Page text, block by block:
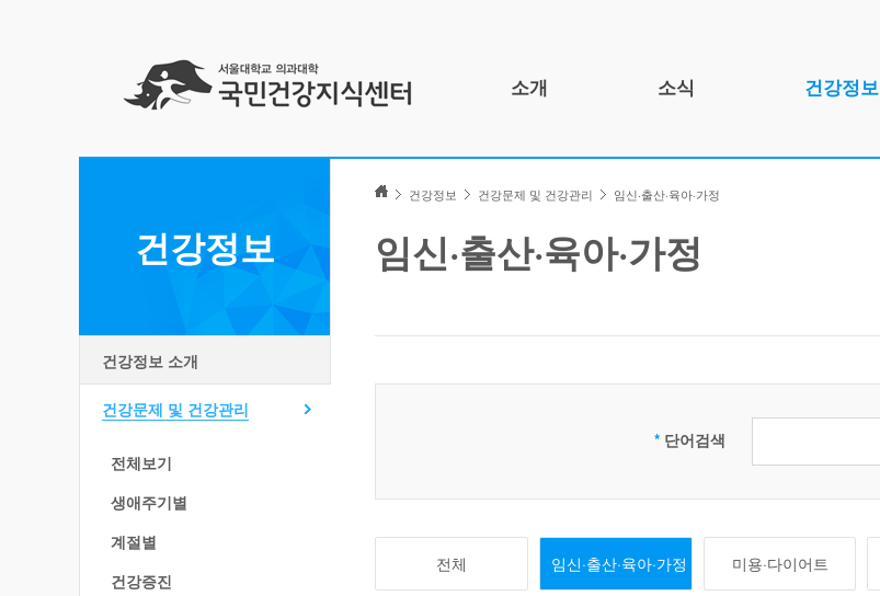
소개
개요
연혁
조직도
소식
건강뉴스
자료실
건강정보
건강정보 건강문제 및 건강관리 임신·출산·육아·가정
임신·출산·육아·가정
* 단어검색
전체 임신·출산·육아·가정 미용·다이어트
건강정보
건강정보 소개
건강문제 및 건강관리
전체보기
생애주기별
계절별
건강증진